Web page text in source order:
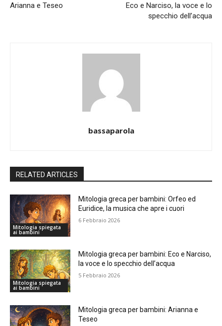
Arianna e Teseo
Eco e Narciso, la voce e lo
specchio dell’acqua
bassaparola
RELATED ARTICLES
Mitologia spiegata
ai bambini
Mitologia greca per bambini: Orfeo ed
Euridice, la musica che apre i cuori
6 Febbraio 2026
Mitologia spiegata
ai bambini
Mitologia greca per bambini: Eco e Narciso,
la voce e lo specchio dell’acqua
5 Febbraio 2026
Mitologia greca per bambini: Arianna e
Teseo